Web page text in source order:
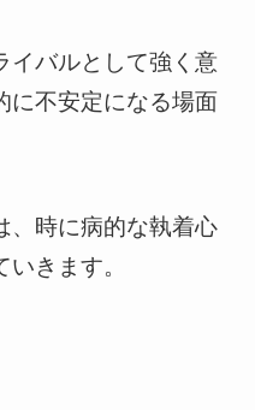
イバルとして強く意
に不安定になる場面
、時に病的な執着心
きます。